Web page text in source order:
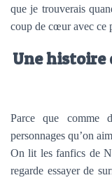
que je trouverais
coup de cœur avec ce
Une histoire
Parce que comme
personnages qu’on
On lit les fanfics de
regarde essayer de